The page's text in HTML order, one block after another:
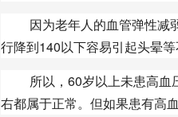
因为老年人的血管弹性减弱
行降到140以下容易引起头晕等
所以，60岁以上未患高血压
右都属于正常。但如果患有高